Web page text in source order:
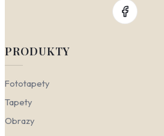
PRODUKTY
Fototapety
Tapety
Obrazy